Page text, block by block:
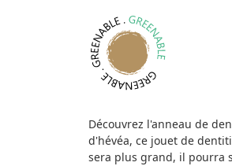
Découvrez l'anneau de
d'hévéa, ce jouet de
sera plus grand, il pourra